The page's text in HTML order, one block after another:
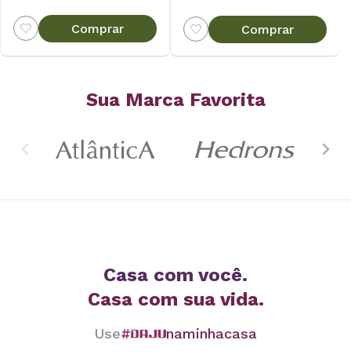
Comprar Comprar
Sua Marca Favorita
Casa com você.
Casa com sua vida.
Use# naminhacasa